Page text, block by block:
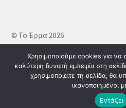
© Το Έρμα 2026
Πολιτική απορρήτου
WooCommerce.
Χρησιμοποιούμε cookies για
καλύτερη δυνατή εμπειρία στη
χρησιμοποιείτε τη σελίδα, θα
ικανοποιημένοι
Εντάξει